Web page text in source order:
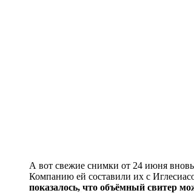
А вот свежие снимки от 24 июня
Компанию ей составили их с
показалось, что объёмный свитер